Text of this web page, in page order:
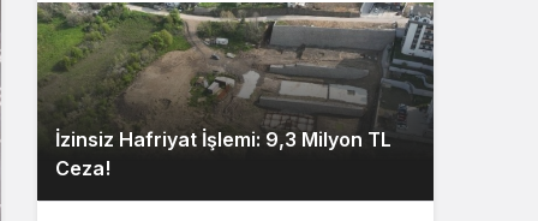
İzinsiz Hafriyat İşlemi: 9,3 Milyon TL
Ceza!